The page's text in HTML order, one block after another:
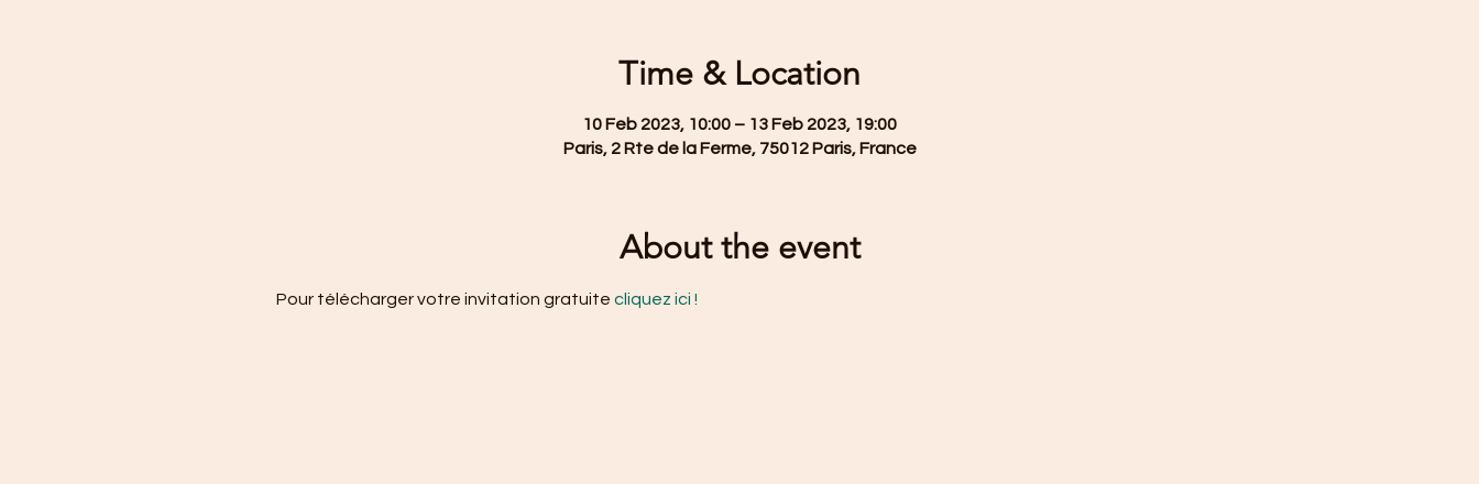
Time & Location
10 Feb 2023, 10:00 – 13 Feb 2023, 19:00
Paris, 2 Rte de la Ferme, 75012 Paris, France
About the event
Pour télécharger votre invitation gratuite cliquez ici !